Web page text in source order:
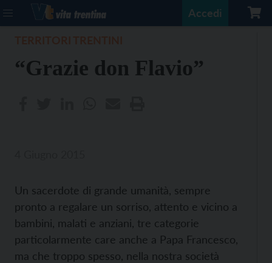
Accedi
“Grazie don Flavio”
Un sacerdote di grande umanità, sempre
pronto a regalare un sorriso, attento e vicino a
bambini, malati e anziani, tre categorie
particolarmente care anche a Papa Francesco,
ma che troppo spesso, nella nostra società